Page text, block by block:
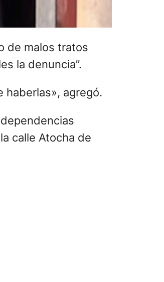
de malos tratos
la denuncia”.
haberlas», agregó.
calle Atocha de